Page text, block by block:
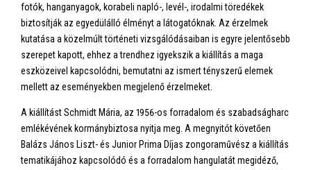
fotók, hanganyagok, korabeli napló-, levél-, irodalmi töredékek
biztosítják az egyedülálló élményt a látogatóknak. Az érzelmek
kutatása a közelmúlt történeti vizsgálódásaiban is egyre jelentősebb
szerepet kapott, ehhez a trendhez igyekszik a kiállítás a maga
eszközeivel kapcsolódni, bemutatni az ismert tényszerű elemek
mellett az eseményekben megjelenő érzelmeket.
A kiállítást Schmidt Mária, az 1956-os forradalom és szabadságharc
emlékévének kormánybiztosa nyitja meg. A megnyitót követően
Balázs János Liszt- és Junior Prima Díjas zongoraművész a kiállítás
tematikájához kapcsolódó és a forradalom hangulatát megidéző,